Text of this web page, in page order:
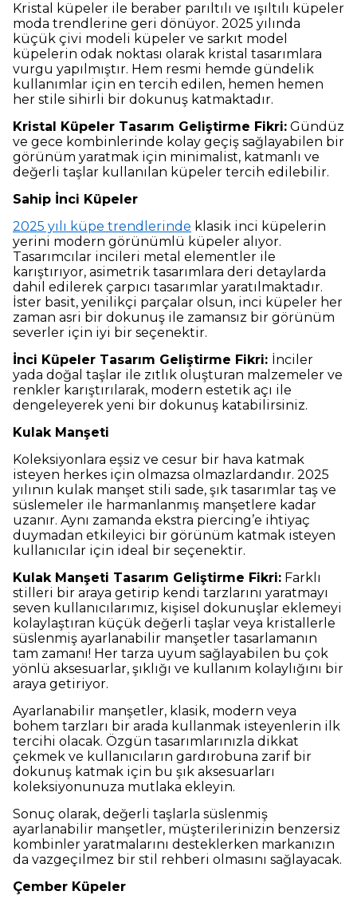
Kristal küpeler ile beraber parıltılı ve ışıltılı küpeler
moda trendlerine geri dönüyor. 2025 yılında
küçük çivi modeli küpeler ve sarkıt model
küpelerin odak noktası olarak kristal tasarımlara
vurgu yapılmıştır. Hem resmi hemde gündelik
kullanımlar için en tercih edilen, hemen hemen
her stile sihirli bir dokunuş katmaktadır.
Kristal Küpeler Tasarım Geliştirme Fikri: Gündüz
ve gece kombinlerinde kolay geçiş sağlayabilen bir
görünüm yaratmak için minimalist, katmanlı ve
değerli taşlar kullanılan küpeler tercih edilebilir.
Sahip İnci Küpeler
2025 yılı küpe trendlerinde klasik inci küpelerin
yerini modern görünümlü küpeler alıyor.
Tasarımcılar incileri metal elementler ile
karıştırıyor, asimetrik tasarımlara deri detaylarda
dahil edilerek çarpıcı tasarımlar yaratılmaktadır.
İster basit, yenilikçi parçalar olsun, inci küpeler her
zaman asri bir dokunuş ile zamansız bir görünüm
severler için iyi bir seçenektir.
İnci Küpeler Tasarım Geliştirme Fikri: İnciler
yada doğal taşlar ile zıtlık oluşturan malzemeler ve
renkler karıştırılarak, modern estetik açı ile
dengeleyerek yeni bir dokunuş katabilirsiniz.
Kulak Manşeti
Koleksiyonlara eşsiz ve cesur bir hava katmak
isteyen herkes için olmazsa olmazlardandır. 2025
yılının kulak manşet stili sade, şık tasarımlar taş ve
süslemeler ile harmanlanmış manşetlere kadar
uzanır. Aynı zamanda ekstra piercing’e ihtiyaç
duymadan etkileyici bir görünüm katmak isteyen
kullanıcılar için ideal bir seçenektir.
Kulak Manşeti Tasarım Geliştirme Fikri: Farklı
stilleri bir araya getirip kendi tarzlarını yaratmayı
seven kullanıcılarımız, kişisel dokunuşlar eklemeyi
kolaylaştıran küçük değerli taşlar veya kristallerle
süslenmiş ayarlanabilir manşetler tasarlamanın
tam zamanı! Her tarza uyum sağlayabilen bu çok
yönlü aksesuarlar, şıklığı ve kullanım kolaylığını bir
araya getiriyor.
Ayarlanabilir manşetler, klasik, modern veya
bohem tarzları bir arada kullanmak isteyenlerin ilk
tercihi olacak. Özgün tasarımlarınızla dikkat
çekmek ve kullanıcıların gardırobuna zarif bir
dokunuş katmak için bu şık aksesuarları
koleksiyonunuza mutlaka ekleyin.
Sonuç olarak, değerli taşlarla süslenmiş
ayarlanabilir manşetler, müşterilerinizin benzersiz
kombinler yaratmalarını desteklerken markanızın
da vazgeçilmez bir stil rehberi olmasını sağlayacak.
Çember Küpeler